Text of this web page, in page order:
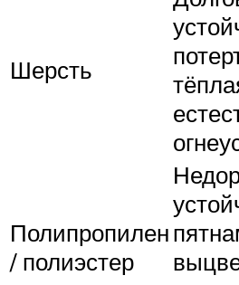
Шерсть
Полипропилен
/ полиэстер